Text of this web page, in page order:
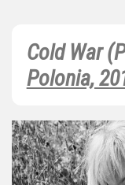
Cold War
Polonia,